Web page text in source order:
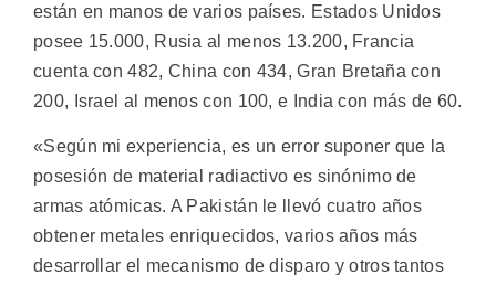
están en manos de varios países. Estados Unidos
posee 15.000, Rusia al menos 13.200, Francia
cuenta con 482, China con 434, Gran Bretaña con
200, Israel al menos con 100, e India con más de 60.
«Según mi experiencia, es un error suponer que la
posesión de material radiactivo es sinónimo de
armas atómicas. A Pakistán le llevó cuatro años
obtener metales enriquecidos, varios años más
desarrollar el mecanismo de disparo y otros tantos